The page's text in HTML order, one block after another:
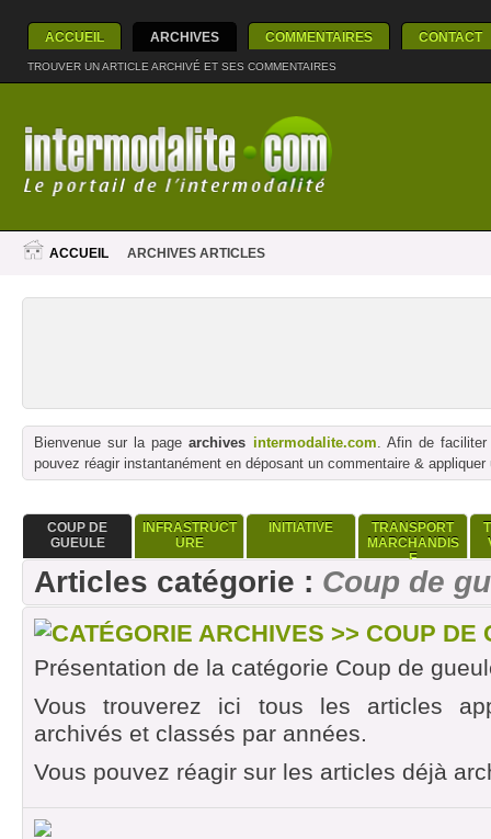
ACCUEIL ARCHIVES COMMENTAIRES CONTACT
TROUVER UN ARTICLE ARCHIVÉ ET SES COMMENTAIRES
ACCUEIL ARCHIVES ARTICLES
Bienvenue sur la pagearchives intermodalite.com. Afin de
pouvez réagir instantanément en déposant un commentaire & appliquer
COUP DE
GUEULE
INFRASTRUCT
URE
INITIATIVE
TRANSPORT
MARCHANDIS
E
Articles catégorie : Coup de
CATÉGORIE ARCHIVES >> COUP DE
Présentation de la catégorie Coup de
Vous trouverez ici tous les articles
archivés et classés par années.
Vous pouvez réagir sur les articles déjà